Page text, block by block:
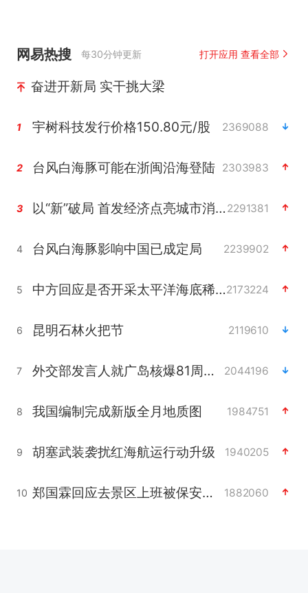
网易热搜 每30分钟更新 打开应用 查看全部
奋进开新局 实干挑大梁
1 宇树科技发行价格150.80元/股 2369088
2 台风白海豚可能在浙闽沿海登陆 2303983
3 以“新”破局 首发经济点亮城市消费活力2291381
4 台风白海豚影响中国已成定局 2239902
5 中方回应是否开采太平洋海底稀土资源2173224
6 昆明石林火把节 2119610
7 外交部发言人就广岛核爆81周年等答记者问 2044196
8 我国编制完成新版全月地质图 1984751
9 胡塞武装袭扰红海航运行动升级 1940205
10 郑国霖回应去景区上班被保安拦下 1882060